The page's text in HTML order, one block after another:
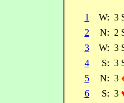
1
W: 3
2
N: 2
3
W: 3
4
S: 3
5
N: 3
6
S: 3